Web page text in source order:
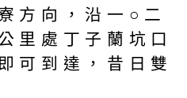
方向，沿一○二
里處丁子蘭坑口
可到達，昔日雙